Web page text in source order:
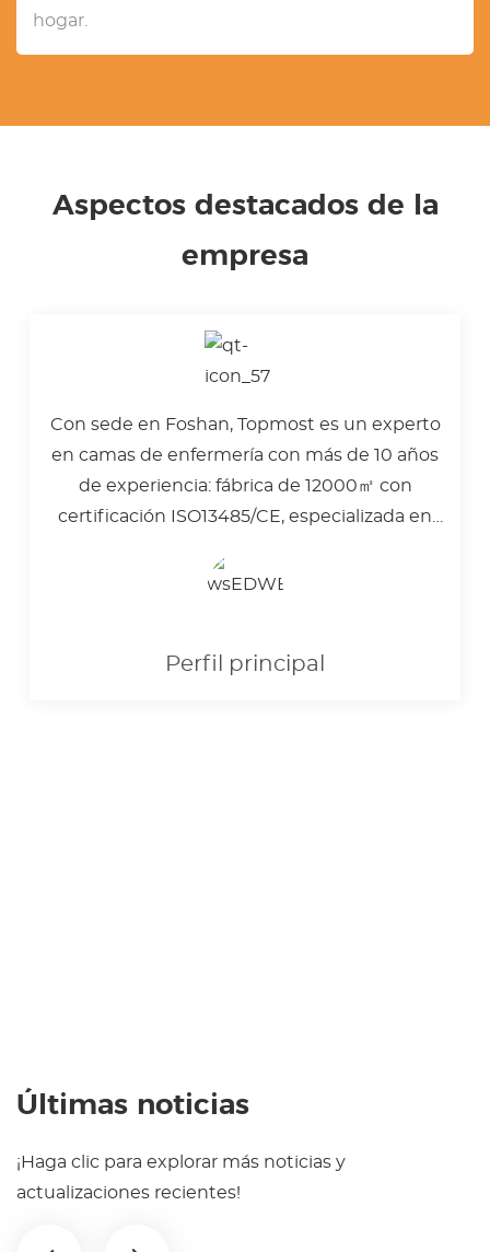
hogar.
Aspectos destacados de la
empresa
Con sede en Foshan, Topmost es un experto
en camas de enfermería con más de 10 años
de experiencia: fábrica de 12000㎡ con
certificación ISO13485/CE, especializada en
rehabilitación.
Perfil principal
Últimas noticias
¡Haga clic para explorar más noticias y
actualizaciones recientes!